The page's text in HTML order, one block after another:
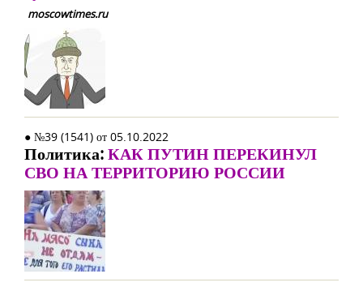
moscowtimes.ru
● №39 (1541) от 05.10.2022
Политика:КАК ПУТИН ПЕРЕКИНУЛ
СВО НА ТЕРРИТОРИЮ РОССИИ